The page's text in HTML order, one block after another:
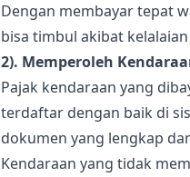
Dengan membayar tepat
bisa timbul akibat
2). Memperoleh
Pajak kendaraan yang
terdaftar dengan baik di
dokumen yang lengkap
Kendaraan yang tidak